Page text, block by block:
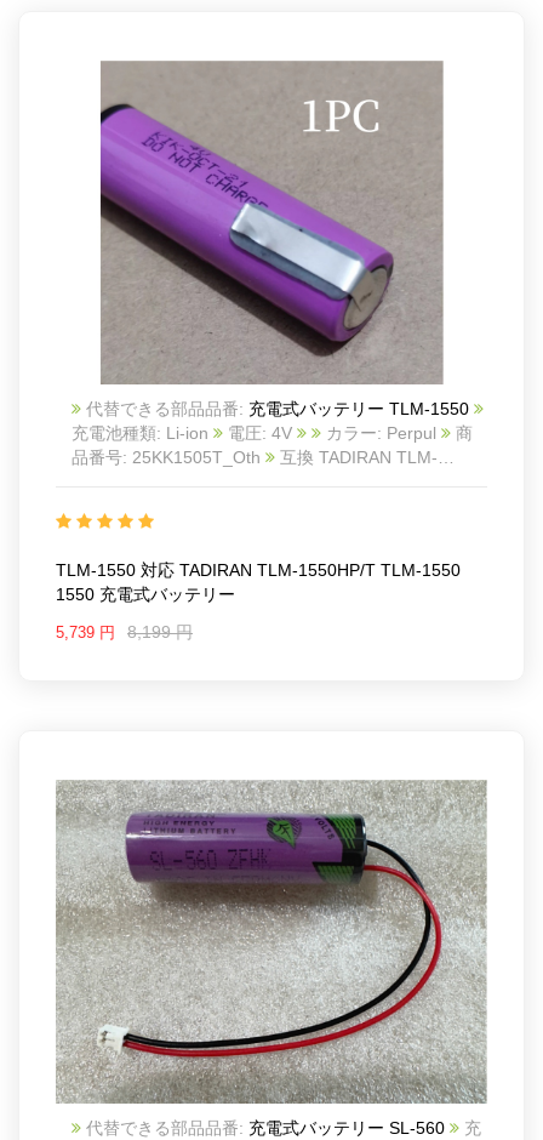
代替できる部品品番: 充電式バッテリー TLM-1550
充電池種類: Li-ion
電圧: 4V カラー: Perpul
商
品番号: 25KK1505T_Oth
互換 TADIRAN TLM-
1550 1550
1pc Battery
TLM-1550 対応 TADIRAN TLM-1550HP/T TLM-1550
1550 充電式バッテリー
5,739 円 8,199 円
代替できる部品品番: 充電式バッテリー SL-560
充